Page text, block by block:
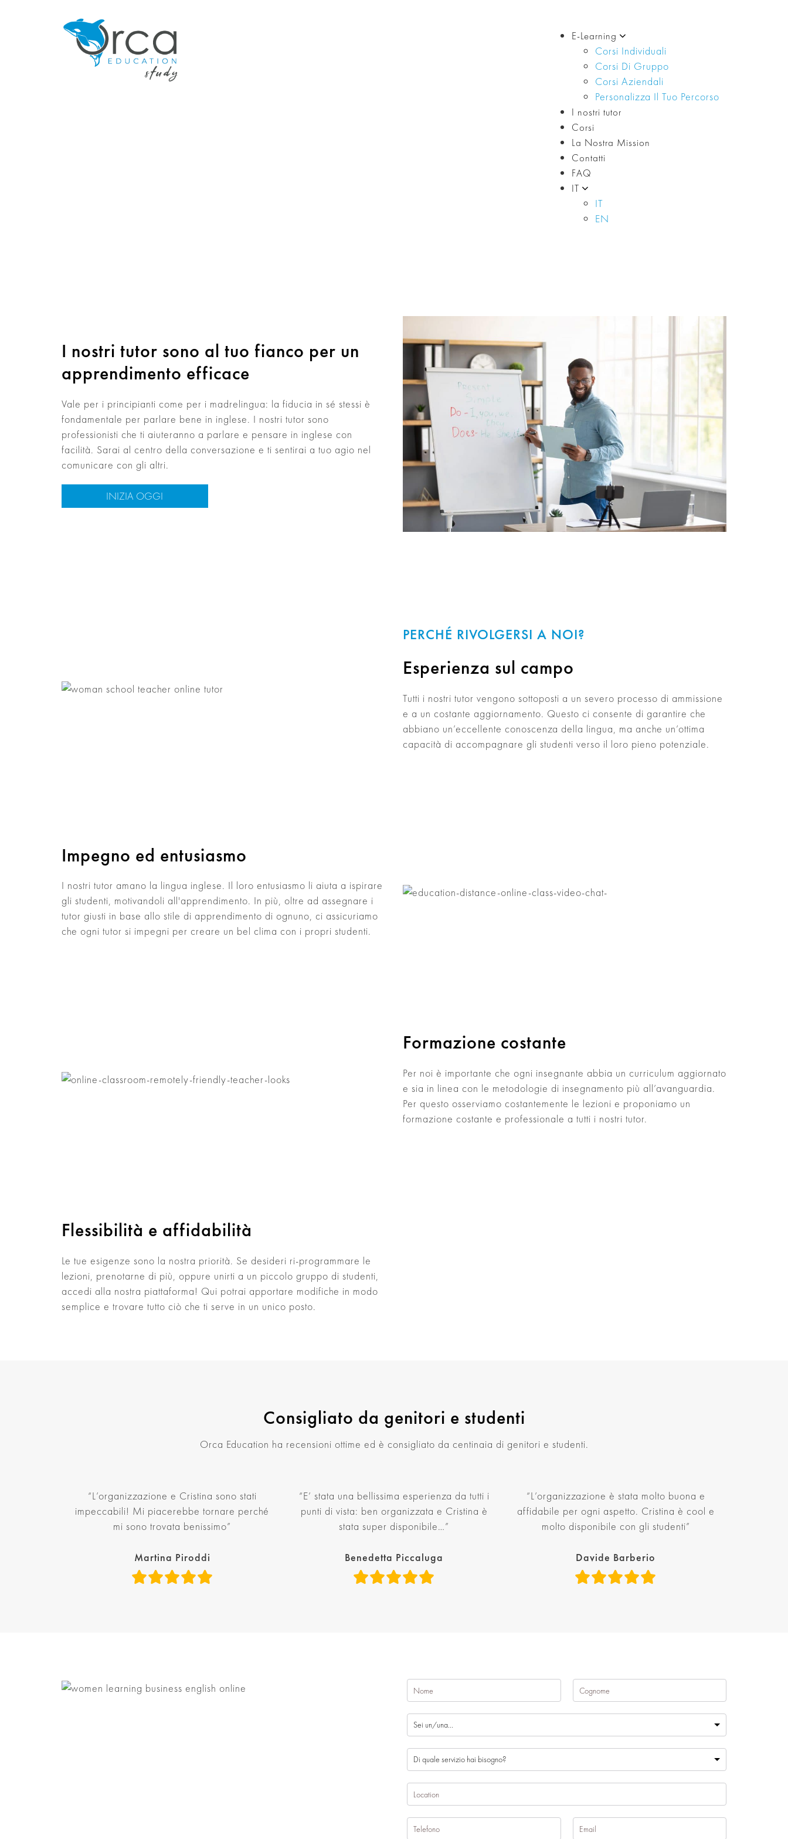
E-Learning
Corsi Individuali
Corsi Di Gruppo
Corsi Aziendali
Personalizza Il Tuo Percorso
I nostri tutor
Corsi
La Nostra Mission
Contatti
FAQ
IT
IT
EN
I nostri tutor sono al tuo fianco per un
apprendimento efficace
Vale per i principianti come per i madrelingua: la fiducia in sé stessi è
fondamentale per parlare bene in inglese. I nostri tutor sono
professionisti che ti aiuteranno a parlare e pensare in inglese con
facilità. Sarai al centro della conversazione e ti sentirai a tuo agio nel
comunicare con gli altri.
INIZIA OGGI
PERCHÉ RIVOLGERSI A NOI?
Esperienza sul campo
Tutti i nostri tutor vengono sottoposti a un severo processo di ammissione
e a un costante aggiornamento. Questo ci consente di garantire che
abbiano un’eccellente conoscenza della lingua, ma anche un’ottima
capacità di accompagnare gli studenti verso il loro pieno potenziale.
Impegno ed entusiasmo
I nostri tutor amano la lingua inglese. Il loro entusiasmo li aiuta a ispirare
gli studenti, motivandoli all'apprendimento. In più, oltre ad assegnare i
tutor giusti in base allo stile di apprendimento di ognuno, ci assicuriamo
che ogni tutor si impegni per creare un bel clima con i propri studenti.
Formazione costante
Per noi è importante che ogni insegnante abbia un curriculum aggiornato
e sia in linea con le metodologie di insegnamento più all’avanguardia.
Per questo osserviamo costantemente le lezioni e proponiamo un
formazione costante e professionale a tutti i nostri tutor.
Flessibilità e affidabilità
Le tue esigenze sono la nostra priorità. Se desideri ri-programmare le
lezioni, prenotarne di più, oppure unirti a un piccolo gruppo di studenti,
accedi alla nostra piattaforma! Qui potrai apportare modifiche in modo
semplice e trovare tutto ciò che ti serve in un unico posto.
Consigliato da genitori e studenti
Orca Education ha recensioni ottime ed è consigliato da centinaia di genitori e studenti.
“L’organizzazione e Cristina sono stati
impeccabili! Mi piacerebbe tornare perché
mi sono trovata benissimo”
Martina Piroddi
“E’ stata una bellissima esperienza da tutti i
punti di vista: ben organizzata e Cristina è
stata super disponibile…”
Benedetta Piccaluga
“L’organizzazione è stata molto buona e
affidabile per ogni aspetto. Cristina è cool e
molto disponibile con gli studenti”
Davide Barberio